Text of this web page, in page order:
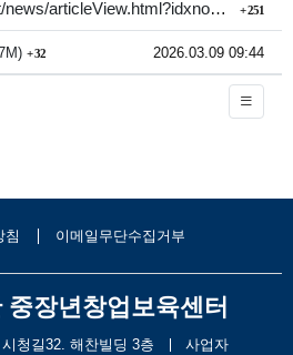
https://www.kado.net/news/articleView.html?idxno=2036914 251
크기
32회 다운로드 등록일
2026.03.09 09:44
침 이메일무단수집거부
장년창업보육센터
청길32. 해찬빌딩 3층
사업자